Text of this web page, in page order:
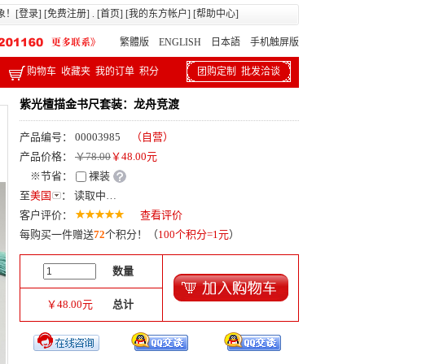
！[登录] [免费注册] . [首页] [我的东方帐户] [帮助中心]
繁體版 ENGLISH 日本語 手机触屏版
购物车 收藏夹 我的订单 积分 团购定制 批发洽谈
紫光檀描金书尺套装：龙舟竞渡
产品编号： 00003985
（自营）
产品价格： ￥78.00￥48.00元
※节省：
裸装
至美国 ： 读取中…
客户评价：
查看评价
每购买一件赠送72个积分！（100个积分=1元）
数量
￥48.00元 总计